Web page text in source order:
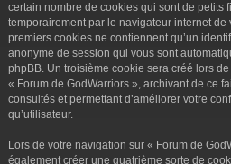
certain nombre de cookies qui sont de petits
temporairement par le navigateur internet de
premiers cookies ne contiennent qu’un
anonyme de session qui vous sont
phpBB. Un troisième cookie sera créé lors
« Forum de GodWarriors », archivant de ce
consultés et permettant d’améliorer votre
qu’utilisateur.
Lors de votre navigation sur « Forum de
également créer une quatrième sorte de